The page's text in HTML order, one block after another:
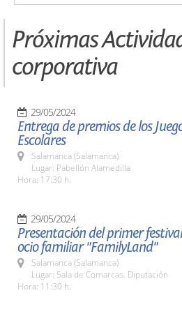
Próximas
corporativa
29/05/2024
Entrega de premios de los
Escolares
Salamanca (Salamanca)
Lugar: Pabellón Alamedilla
Hora: 17:30 h.
29/05/2024
Presentación del primer
ocio familiar "FamilyLand"
Salamanca (Salamanca)
Lugar: Sala de Comarcas. Diputación
Hora: 11:30 h.